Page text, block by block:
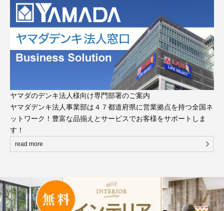
ヤマダのデンキ法人様向け専門部署のご案内
ヤマダデンキ法人事業部は４７都道府県に営業拠点を持つ全国ネ
ットワーク！豊富な品揃えとサービスでお客様をサポートしま
す！
read more